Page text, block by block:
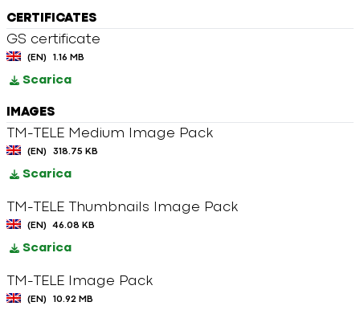
CERTIFICATES
GS certificate
(EN) 1.16 MB
Scarica
IMAGES
TM-TELE Medium Image Pack
(EN) 318.75 KB
Scarica
TM-TELE Thumbnails Image Pack
(EN) 46.08 KB
Scarica
TM-TELE Image Pack
(EN) 10.92 MB